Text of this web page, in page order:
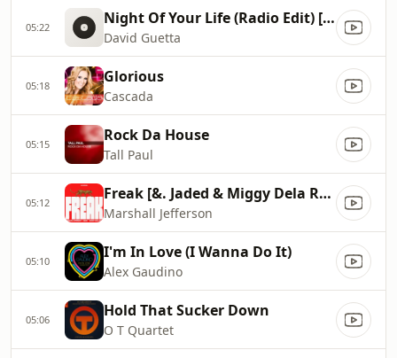
05:22 Night Of Your Life (Radio Edit) [feat Jennifer Hudson]
David Guetta
05:18 Glorious
Cascada
05:15 Rock Da House
Tall Paul
05:12 Freak [&. Jaded & Miggy Dela Rosa]
Marshall Jefferson
05:10 I'm In Love (I Wanna Do It)
Alex Gaudino
05:06 Hold That Sucker Down
O T Quartet